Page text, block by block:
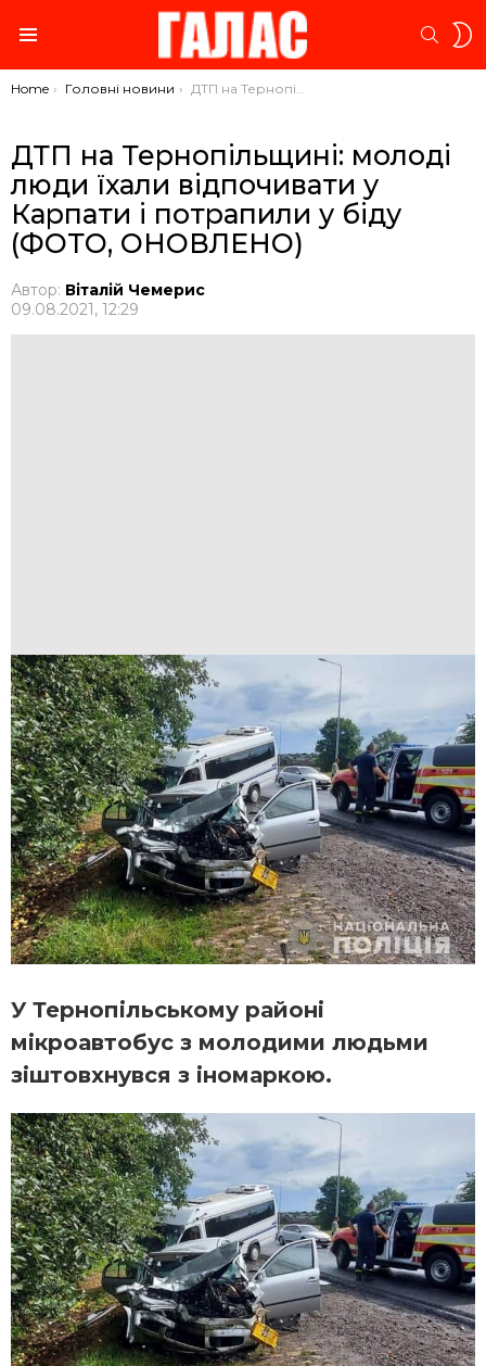
You are here:
Home Головні новини ДТП на Тернопільщині: молоді люди їхали відпочивати у Карпати і потрапили у біду (ФОТО, ОНОВЛЕНО)
ДТП на Тернопільщині: молоді
люди їхали відпочивати у
Карпати і потрапили у біду
(ФОТО, ОНОВЛЕНО)
Автор: Віталій Чемерис
09.08.2021, 12:29
У Тернопільському районі
мікроавтобус з молодими людьми
зіштовхнувся з іномаркою.